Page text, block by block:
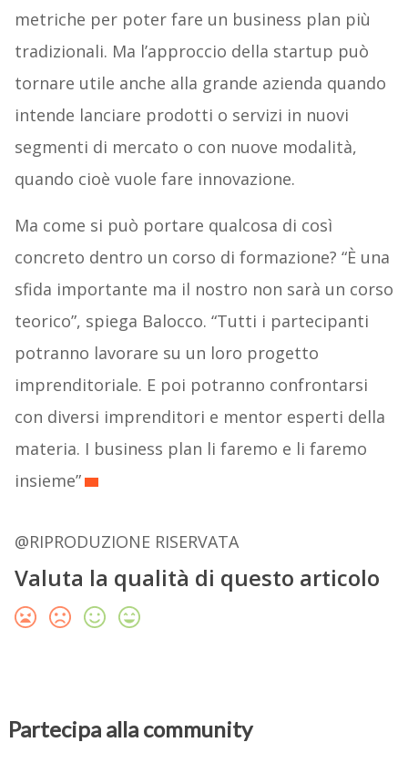
metriche per poter fare un business plan più
tradizionali. Ma l’approccio della startup può
tornare utile anche alla grande azienda quando
intende lanciare prodotti o servizi in nuovi
segmenti di mercato o con nuove modalità,
quando cioè vuole fare innovazione.
Ma come si può portare qualcosa di così
concreto dentro un corso di formazione? “È una
sfida importante ma il nostro non sarà un corso
teorico”, spiega Balocco. “Tutti i partecipanti
potranno lavorare su un loro progetto
imprenditoriale. E poi potranno confrontarsi
con diversi imprenditori e mentor esperti della
materia. I business plan li faremo e li faremo
insieme”
@RIPRODUZIONE RISERVATA
Valuta la qualità di questo articolo
Partecipa alla community